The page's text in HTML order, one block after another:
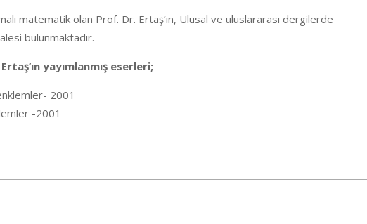
matematik olan Prof. Dr. Ertaş’ın, Ulusal ve uluslararası dergilerde
bulunmaktadır.
yayımlanmış eserleri;
2001
-2001